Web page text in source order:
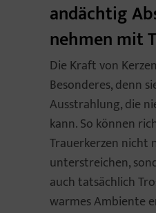
andächtig
nehmen mit
Die Kraft von
Besonderes, denn
Ausstrahlung, die
kann. So können
Trauerkerzen nicht
unterstreichen,
auch tatsächlich
warmes Ambiente